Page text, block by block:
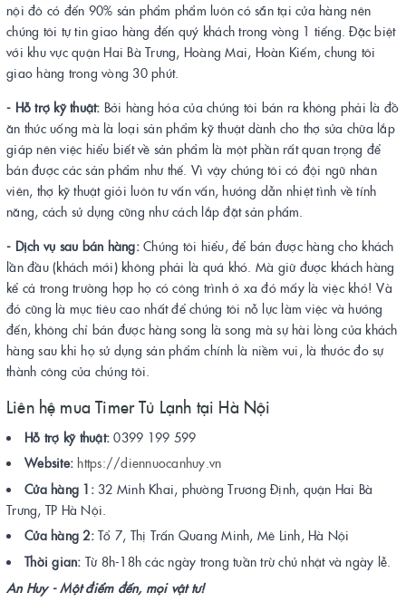
nội đô có đến 90% sản phẩm phẩm luôn có sẵn tại cửa hàng nên
chúng tôi tự tin giao hàng đến quý khách trong vòng 1 tiếng. Đặc biệt
với khu vực quận Hai Bà Trưng, Hoàng Mai, Hoàn Kiếm, chung tôi
giao hàng trong vòng 30 phút.
- Hỗ trợ kỹ thuật: Bởi hàng hóa của chúng tôi bán ra không phải là đồ
ăn thức uống mà là loại sản phẩm kỹ thuật dành cho thợ sửa chữa lắp
giáp nên việc hiểu biết về sản phẩm là một phần rất quan trọng để
bán được các sản phẩm như thế. Vì vậy chúng tôi có đội ngũ nhân
viên, thợ kỹ thuật giỏi luôn tư vấn vấn, hướng dẫn nhiệt tình về tính
năng, cách sử dụng cũng như cách lắp đặt sản phẩm.
- Dịch vụ sau bán hàng:Chúng tôi hiểu, để bán được hàng cho khách
lần đầu (khách mới) không phải là quá khó. Mà giữ được khách hàng
kể cả trong trường hợp họ có công trình ở xa đó mấy là việc khó! Và
đó cũng là mục tiêu cao nhất để chúng tôi nỗ lực làm việc và hướng
đến, không chỉ bán được hàng song là song mà sự hài lòng của khách
hàng sau khi họ sử dụng sản phẩm chính là niềm vui, là thước đo sự
thành công của chúng tôi.
Liên hệ mua Timer Tủ Lạnh tại Hà Nội
Hỗ trợ kỹ thuật: 0399 199 599
Website: https://diennuocanhuy.vn
Cửa hàng 1: 32 Minh Khai, phường Trương Định, quận Hai Bà
Trưng, TP Hà Nội.
Cửa hàng 2: Tổ 7, Thị Trấn Quang Minh, Mê Linh, Hà Nội
Thời gian: Từ 8h-18h các ngày trong tuần trừ chủ nhật và ngày lễ.
An Huy - Một điểm đến, mọi vật tư!